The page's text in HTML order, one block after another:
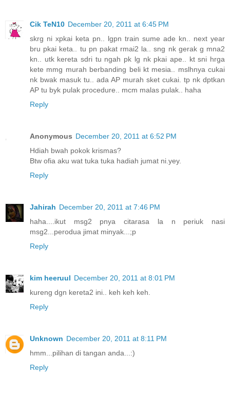
Cik TeN10 December 20, 2011 at 6:45 PM
skrg ni xpkai keta pn.. lgpn train sume ade kn.. next year
bru pkai keta.. tu pn pakat rmai2 la.. sng nk gerak g mna2
kn.. utk kereta sdri tu ngah pk lg nk pkai ape.. kt sni hrga
kete mmg murah berbanding beli kt mesia.. mslhnya cukai
nk bwak masuk tu.. ada AP murah sket cukai. tp nk dptkan
AP tu byk pulak procedure.. mcm malas pulak.. haha
Reply
Anonymous December 20, 2011 at 6:52 PM
Hdiah bwah pokok krismas?
Btw ofia aku wat tuka tuka hadiah jumat ni.yey.
Reply
Jahirah December 20, 2011 at 7:46 PM
haha....ikut msg2 pnya citarasa la n periuk nasi
msg2...perodua jimat minyak...;p
Reply
kim heeruul December 20, 2011 at 8:01 PM
kureng dgn kereta2 ini.. keh keh keh.
Reply
Unknown December 20, 2011 at 8:11 PM
hmm...pilihan di tangan anda...:)
Reply